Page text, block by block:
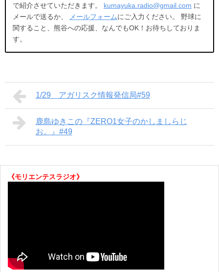
で紹介させていただきます。 kumayuka.radio@gmail.com に
メールで送るか、
メールフォームにご入力ください。 野球に
関すること、熊谷への応援、なんでもOK！お待ちしておりま
す。
1/29 アガリスク情報発信局#59
鹿島ゆきこの『ZERO1女子のかしましらじ
お。』#49
《モリエンテスラジオ》